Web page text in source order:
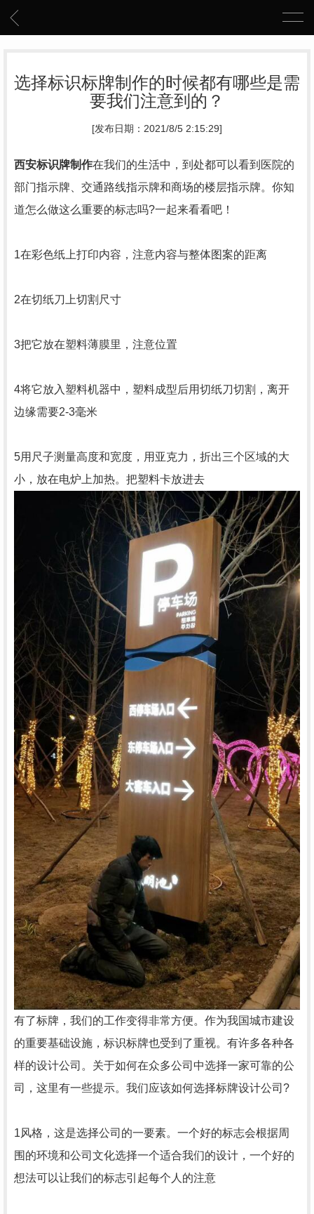
选择标识标牌制作的时候都有哪些是需
要我们注意到的？
[发布日期：2021/8/5 2:15:29]
西安标识牌制作在我们的生活中，到处都可以看到医院的
部门指示牌、交通路线指示牌和商场的楼层指示牌。你知
道怎么做这么重要的标志吗?一起来看看吧！
1在彩色纸上打印内容，注意内容与整体图案的距离
2在切纸刀上切割尺寸
3把它放在塑料薄膜里，注意位置
4将它放入塑料机器中，塑料成型后用切纸刀切割，离开
边缘需要2-3毫米
5用尺子测量高度和宽度，用亚克力，折出三个区域的大
小，放在电炉上加热。把塑料卡放进去
有了标牌，我们的工作变得非常方便。作为我国城市建设
的重要基础设施，标识标牌也受到了重视。有许多各种各
样的设计公司。关于如何在众多公司中选择一家可靠的公
司，这里有一些提示。我们应该如何选择标牌设计公司?
1风格，这是选择公司的一要素。一个好的标志会根据周
围的环境和公司文化选择一个适合我们的设计，一个好的
想法可以让我们的标志引起每个人的注意